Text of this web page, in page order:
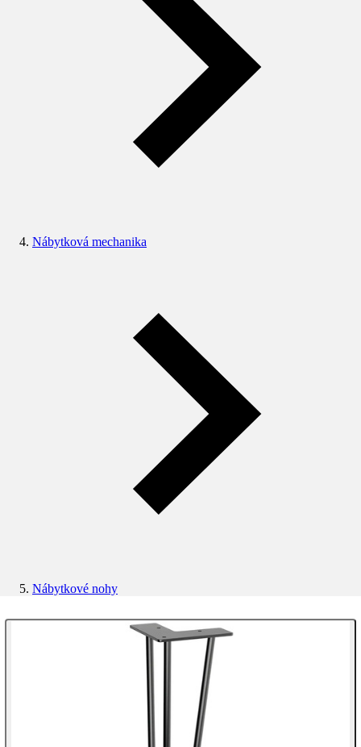
Nábytková mechanika
Nábytkové nohy